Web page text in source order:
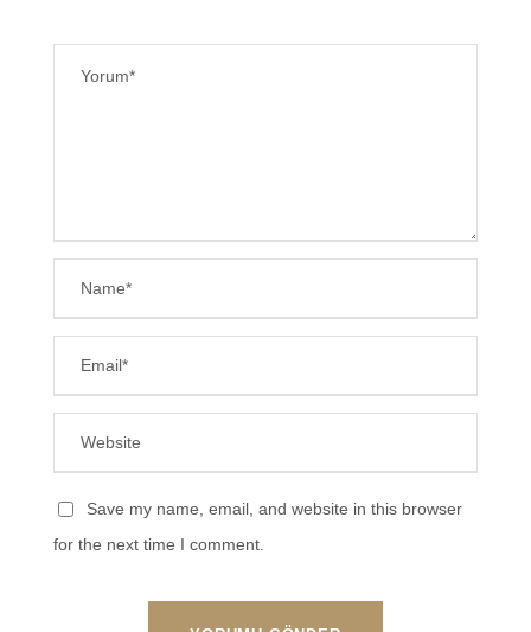
Save my name, email, and website in this browser
for the next time I comment.